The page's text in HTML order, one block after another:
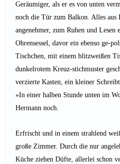
Geräumiger, als er es von unten
noch die Tür zum Balkon. Alles
angenehmer, zum Ruhen und Lesen
Ohrensessel, davor ein ebenso ge-
Tischchen, mit einem blitzweißen
dunkelrotem Kreuz-stichmuster
verzierte Kasten, ein kleiner
»In einer halben Stunde unten im
Hermann noch.
Erfrischt und in einem strahlend
große Zimmer. Durch die nur
Küche ziehen Düfte, allerlei schon